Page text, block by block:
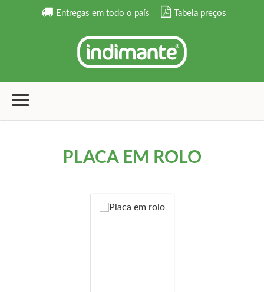
Entregas em todo o país Tabela preços
PLACA EM ROLO